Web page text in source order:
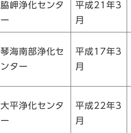
脇岬浄化センタ
ー
平成21年3
月
琴海南部浄化セ
ンター
平成17年3
月
大平浄化センタ
ー
平成22年3
月